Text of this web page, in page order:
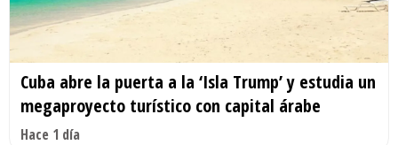
Cuba abre la puerta a la ‘Isla Trump’ y estudia un
megaproyecto turístico con capital árabe
Hace 1 día